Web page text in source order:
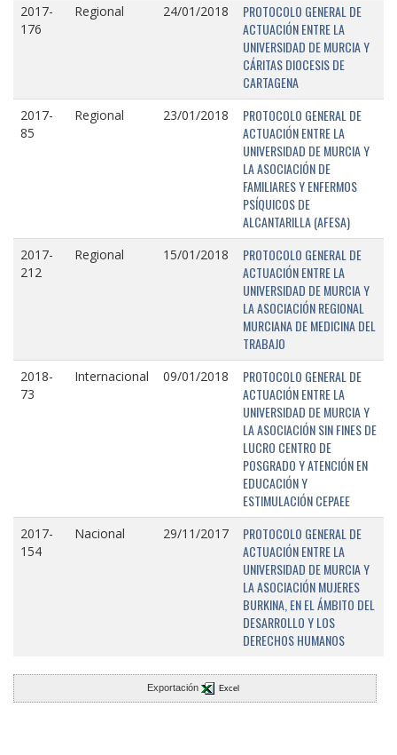
2017-
176
Regional 24/01/2018
PROTOCOLO GENERAL DE
ACTUACIÓN ENTRE LA
UNIVERSIDAD DE MURCIA Y
CÁRITAS DIOCESIS DE
CARTAGENA
2017-
85
Regional 23/01/2018
PROTOCOLO GENERAL DE
ACTUACIÓN ENTRE LA
UNIVERSIDAD DE MURCIA Y
LA ASOCIACIÓN DE
FAMILIARES Y ENFERMOS
PSÍQUICOS DE
ALCANTARILLA (AFESA)
2017-
212
Regional 15/01/2018
PROTOCOLO GENERAL DE
ACTUACIÓN ENTRE LA
UNIVERSIDAD DE MURCIA Y
LA ASOCIACIÓN REGIONAL
MURCIANA DE MEDICINA DEL
TRABAJO
2018-
73
Internacional 09/01/2018
PROTOCOLO GENERAL DE
ACTUACIÓN ENTRE LA
UNIVERSIDAD DE MURCIA Y
LA ASOCIACIÓN SIN FINES DE
LUCRO CENTRO DE
POSGRADO Y ATENCIÓN EN
EDUCACIÓN Y
ESTIMULACIÓN CEPAEE
2017-
154
Nacional 29/11/2017
PROTOCOLO GENERAL DE
ACTUACIÓN ENTRE LA
UNIVERSIDAD DE MURCIA Y
LA ASOCIACIÓN MUJERES
BURKINA, EN EL ÁMBITO DEL
DESARROLLO Y LOS
DERECHOS HUMANOS
Exportación Excel